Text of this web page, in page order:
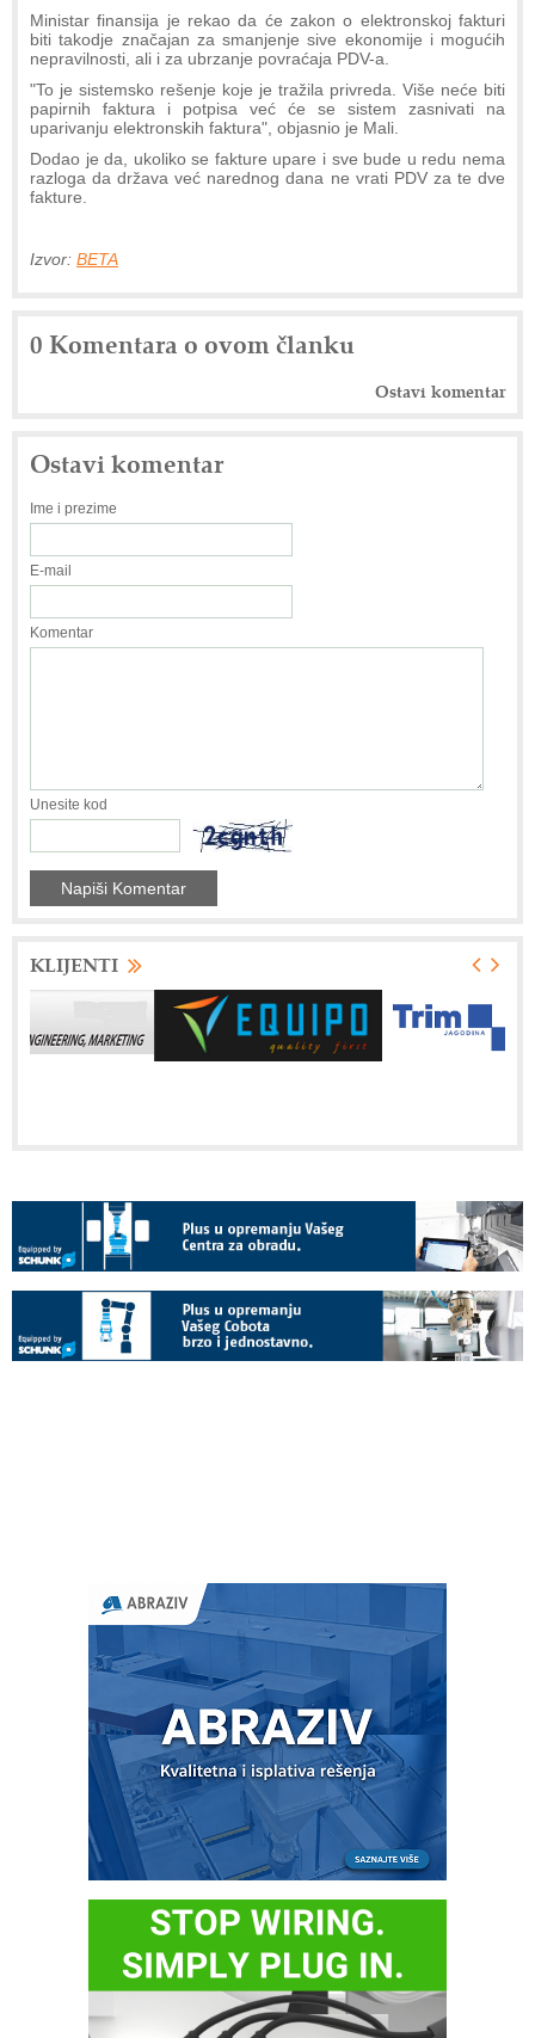
Ministar finansija je rekao da će zakon o elektronskoj fakturi
biti takodje značajan za smanjenje sive ekonomije i mogućih
nepravilnosti, ali i za ubrzanje povraćaja PDV-a.
"To je sistemsko rešenje koje je tražila privreda. Više neće biti
papirnih faktura i potpisa već će se sistem zasnivati na
uparivanju elektronskih faktura", objasnio je Mali.
Dodao je da, ukoliko se fakture upare i sve bude u redu nema
razloga da država već narednog dana ne vrati PDV za te dve
fakture.
Izvor: BETA
0 Komentara o ovom članku
Ostavi komentar
Ostavi komentar
Ime i prezime
E-mail
Komentar
Unesite kod
KLIJENTI